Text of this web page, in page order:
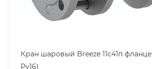
Кран шаровый Breeze 11с41п фланцевый
Ру16)